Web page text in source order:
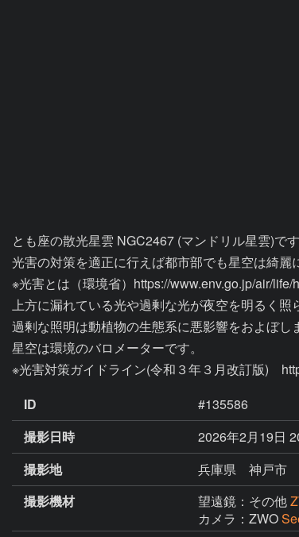
とも座の散光星雲 NGC2467 (マンドリル星雲)です
光害の対策を適正に行えば都市部でも星空は綺麗
※光害とは（環境省）https://www.env.go.jp/air/
上方に漏れている光や過剰な光が夜空を明るく照
過剰な照明は動植物の生態系に悪影響をおよぼし
星空は環境のバロメーターです。
ID
#135586
撮影日時
2026年2月19日
撮影地
兵庫県 神戸市
撮影機材
望遠鏡：その他
カメラ：ZWO